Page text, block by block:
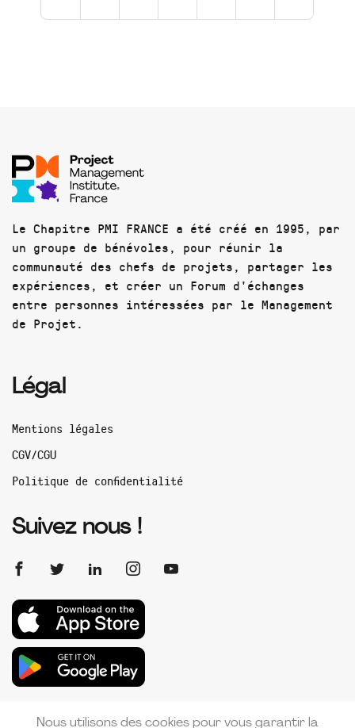
Le Chapitre PMI FRANCE a été créé en 1995, par
un groupe de bénévoles, pour réunir la
communauté des chefs de projets, partager les
expériences, et créer un Forum d'échanges
entre personnes intéressées par le Management
de Projet.
Légal
Mentions légales
CGV/CGU
Politique de confidentialité
Suivez nous !
Nous utilisons des cookies pour vous garantir la